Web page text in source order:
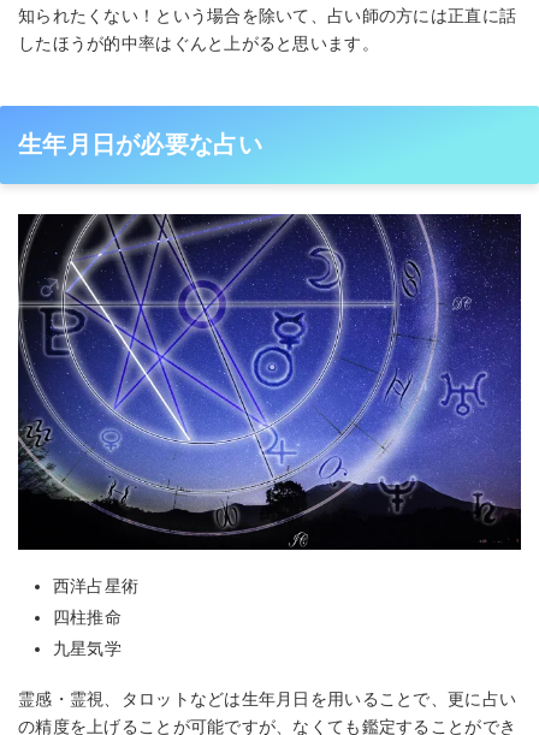
知られたくない！という場合を除いて、占い師の方には正直に話
したほうが的中率はぐんと上がると思います。
生年月日が必要な占い
西洋占星術
四柱推命
九星気学
霊感・霊視、タロットなどは生年月日を用いることで、更に占い
の精度を上げることが可能ですが、なくても鑑定することができ